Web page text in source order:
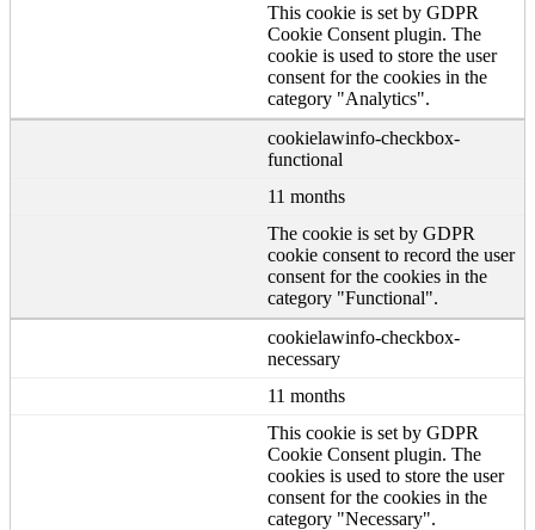
This cookie is set by GDPR
Cookie Consent plugin. The
cookie is used to store the user
consent for the cookies in the
category "Analytics".
cookielawinfo-checkbox-
functional
11 months
The cookie is set by GDPR
cookie consent to record the user
consent for the cookies in the
category "Functional".
cookielawinfo-checkbox-
necessary
11 months
This cookie is set by GDPR
Cookie Consent plugin. The
cookies is used to store the user
consent for the cookies in the
category "Necessary".